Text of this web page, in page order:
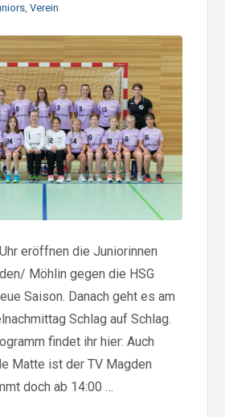
, Verein
eröffnen die Juniorinnen
Möhlin gegen die HSG
Saison. Danach geht es am
Schlag auf Schlag.
findet ihr hier: Auch
Matte ist der TV Magden
doch ab 14:00 …